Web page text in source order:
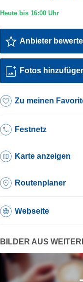
Anbieter
Fotos
Zu meinen
Festnetz
Karte anzeigen
Routenplaner
Webseite
BILDER AUS